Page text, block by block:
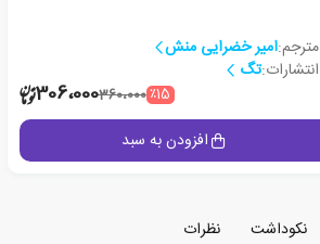
مترجم:امیر خضرایی منش
انتشارات:تگ
٪15360،000306،000
افزودن به سبد
نکوداشت
نظرات